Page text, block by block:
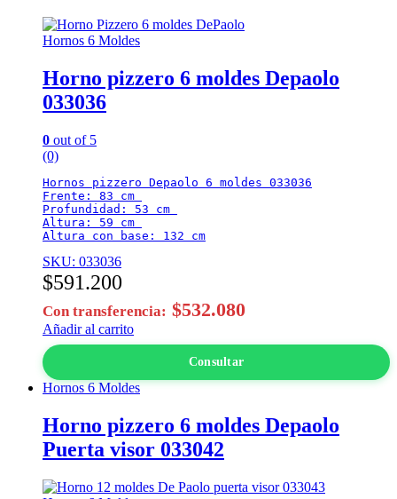
Hornos 6 Moldes
Horno pizzero 6 moldes Depaolo
033036
0 out of 5
(0)
Hornos pizzero Depaolo 6 moldes 033036
Frente: 83 cm
Profundidad: 53 cm
Altura: 59 cm
Altura con base: 132 cm
SKU: 033036
$591.200
Con transferencia: $532.080
Añadir al carrito
Consultar
Hornos 6 Moldes
Horno pizzero 6 moldes Depaolo
Puerta visor 033042